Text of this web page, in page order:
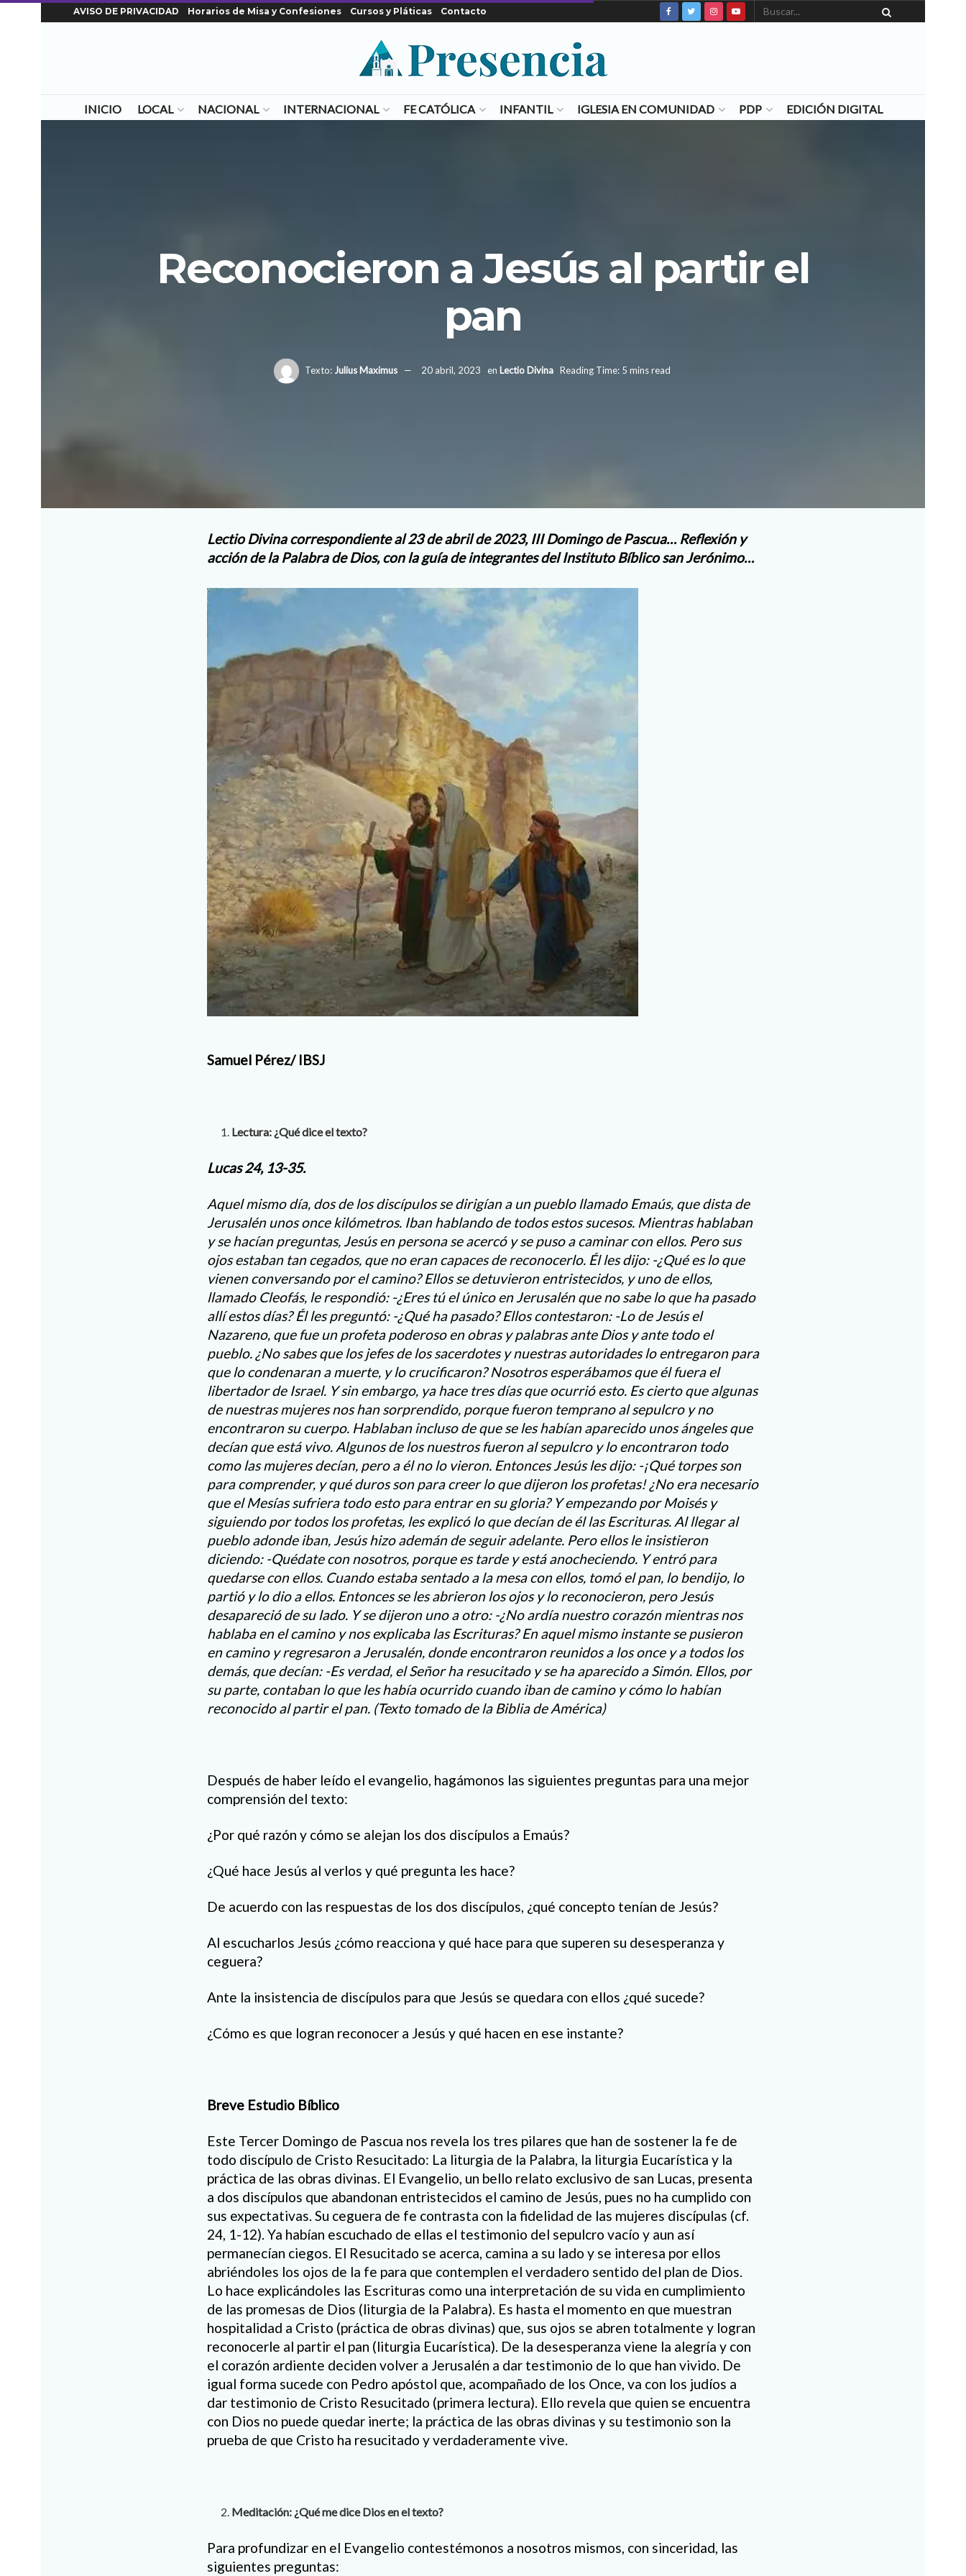
AVISO DE PRIVACIDAD Horarios de Misa y Confesiones Cursos y Pláticas Contacto
INICIO LOCAL NACIONAL INTERNACIONAL FE CATÓLICA INFANTIL IGLESIA EN COMUNIDAD PDP EDICIÓN DIGITAL
Reconocieron a Jesús al partir el
pan
Texto: Julius Maximus 20 abril, 2023 en Lectio Divina Reading Time: 5 mins read
Lectio Divina correspondiente al 23 de abril de 2023, III Domingo de Pascua… Reflexión y
acción de la Palabra de Dios, con la guía de integrantes del Instituto Bíblico san Jerónimo…
Samuel Pérez/ IBSJ
Lectura: ¿Qué dice el texto?
Lucas 24, 13-35.
Aquel mismo día, dos de los discípulos se dirigían a un pueblo llamado Emaús, que dista de
Jerusalén unos once kilómetros. Iban hablando de todos estos sucesos. Mientras hablaban
y se hacían preguntas, Jesús en persona se acercó y se puso a caminar con ellos. Pero sus
ojos estaban tan cegados, que no eran capaces de reconocerlo. Él les dijo: -¿Qué es lo que
vienen conversando por el camino? Ellos se detuvieron entristecidos, y uno de ellos,
llamado Cleofás, le respondió: -¿Eres tú el único en Jerusalén que no sabe lo que ha pasado
allí estos días? Él les preguntó: -¿Qué ha pasado? Ellos contestaron: -Lo de Jesús el
Nazareno, que fue un profeta poderoso en obras y palabras ante Dios y ante todo el
pueblo. ¿No sabes que los jefes de los sacerdotes y nuestras autoridades lo entregaron para
que lo condenaran a muerte, y lo crucificaron? Nosotros esperábamos que él fuera el
libertador de Israel. Y sin embargo, ya hace tres días que ocurrió esto. Es cierto que algunas
de nuestras mujeres nos han sorprendido, porque fueron temprano al sepulcro y no
encontraron su cuerpo. Hablaban incluso de que se les habían aparecido unos ángeles que
decían que está vivo. Algunos de los nuestros fueron al sepulcro y lo encontraron todo
como las mujeres decían, pero a él no lo vieron. Entonces Jesús les dijo: -¡Qué torpes son
para comprender, y qué duros son para creer lo que dijeron los profetas! ¿No era necesario
que el Mesías sufriera todo esto para entrar en su gloria? Y empezando por Moisés y
siguiendo por todos los profetas, les explicó lo que decían de él las Escrituras. Al llegar al
pueblo adonde iban, Jesús hizo ademán de seguir adelante. Pero ellos le insistieron
diciendo: -Quédate con nosotros, porque es tarde y está anocheciendo. Y entró para
quedarse con ellos. Cuando estaba sentado a la mesa con ellos, tomó el pan, lo bendijo, lo
partió y lo dio a ellos. Entonces se les abrieron los ojos y lo reconocieron, pero Jesús
desapareció de su lado. Y se dijeron uno a otro: -¿No ardía nuestro corazón mientras nos
hablaba en el camino y nos explicaba las Escrituras? En aquel mismo instante se pusieron
en camino y regresaron a Jerusalén, donde encontraron reunidos a los once y a todos los
demás, que decían: -Es verdad, el Señor ha resucitado y se ha aparecido a Simón. Ellos, por
su parte, contaban lo que les había ocurrido cuando iban de camino y cómo lo habían
reconocido al partir el pan. (Texto tomado de la Biblia de América)
Después de haber leído el evangelio, hagámonos las siguientes preguntas para una mejor
comprensión del texto:
¿Por qué razón y cómo se alejan los dos discípulos a Emaús?
¿Qué hace Jesús al verlos y qué pregunta les hace?
De acuerdo con las respuestas de los dos discípulos, ¿qué concepto tenían de Jesús?
Al escucharlos Jesús ¿cómo reacciona y qué hace para que superen su desesperanza y
ceguera?
Ante la insistencia de discípulos para que Jesús se quedara con ellos ¿qué sucede?
¿Cómo es que logran reconocer a Jesús y qué hacen en ese instante?
Breve Estudio Bíblico
Este Tercer Domingo de Pascua nos revela los tres pilares que han de sostener la fe de
todo discípulo de Cristo Resucitado: La liturgia de la Palabra, la liturgia Eucarística y la
práctica de las obras divinas. El Evangelio, un bello relato exclusivo de san Lucas, presenta
a dos discípulos que abandonan entristecidos el camino de Jesús, pues no ha cumplido con
sus expectativas. Su ceguera de fe contrasta con la fidelidad de las mujeres discípulas (cf.
24, 1-12). Ya habían escuchado de ellas el testimonio del sepulcro vacío y aun así
permanecían ciegos. El Resucitado se acerca, camina a su lado y se interesa por ellos
abriéndoles los ojos de la fe para que contemplen el verdadero sentido del plan de Dios.
Lo hace explicándoles las Escrituras como una interpretación de su vida en cumplimiento
de las promesas de Dios (liturgia de la Palabra). Es hasta el momento en que muestran
hospitalidad a Cristo (práctica de obras divinas) que, sus ojos se abren totalmente y logran
reconocerle al partir el pan (liturgia Eucarística). De la desesperanza viene la alegría y con
el corazón ardiente deciden volver a Jerusalén a dar testimonio de lo que han vivido. De
igual forma sucede con Pedro apóstol que, acompañado de los Once, va con los judíos a
dar testimonio de Cristo Resucitado (primera lectura). Ello revela que quien se encuentra
con Dios no puede quedar inerte; la práctica de las obras divinas y su testimonio son la
prueba de que Cristo ha resucitado y verdaderamente vive.
Meditación: ¿Qué me dice Dios en el texto?
Para profundizar en el Evangelio contestémonos a nosotros mismos, con sinceridad, las
siguientes preguntas: